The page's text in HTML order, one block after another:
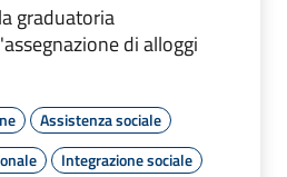
graduatoria
di alloggi
Assistenza sociale
Integrazione sociale